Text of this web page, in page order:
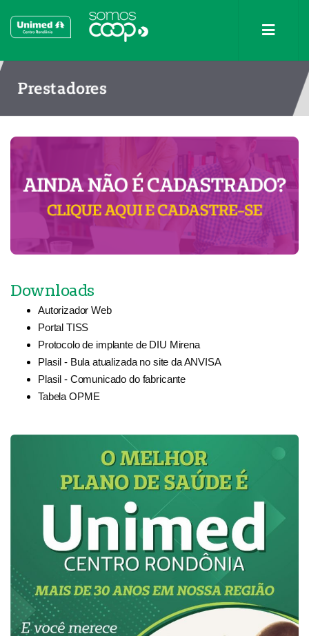
Prestadores
Downloads
Autorizador Web
Portal TISS
Protocolo de implante de DIU Mirena
Plasil - Bula atualizada no site da ANVISA
Plasil - Comunicado do fabricante
Tabela OPME